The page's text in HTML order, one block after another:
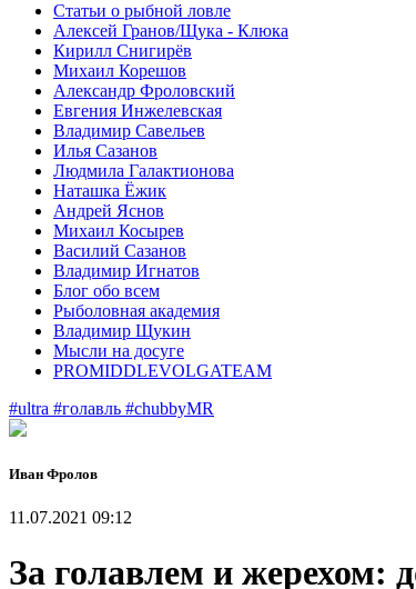
Статьи о рыбной ловле
Алексей Гранов/Щука - Клюка
Кирилл Снигирёв
Михаил Корешов
Александр Фроловский
Евгения Инжелевская
Владимир Савельев
Илья Сазанов
Людмила Галактионова
Наташка Ёжик
Андрей Яснов
Михаил Косырев
Василий Сазанов
Владимир Игнатов
Блог обо всем
Рыболовная академия
Владимир Щукин
Мысли на досуге
PROMIDDLEVOLGATEAM
#ultra #голавль #chubbyMR
Иван Фролов
11.07.2021 09:12
За голавлем и жерехом: